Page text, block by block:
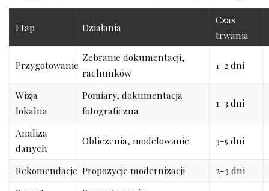
Etap Działania
Czas
trwania
Przygotowanie
Zebranie dokumentacji,
rachunków
1-2 dni
Wizja
lokalna
Pomiary, dokumentacja
fotograficzna
1-3 dni
Analiza
danych
Obliczenia, modelowanie 3-5 dni
Rekomendacje Propozycje modernizacji
2-3 dni